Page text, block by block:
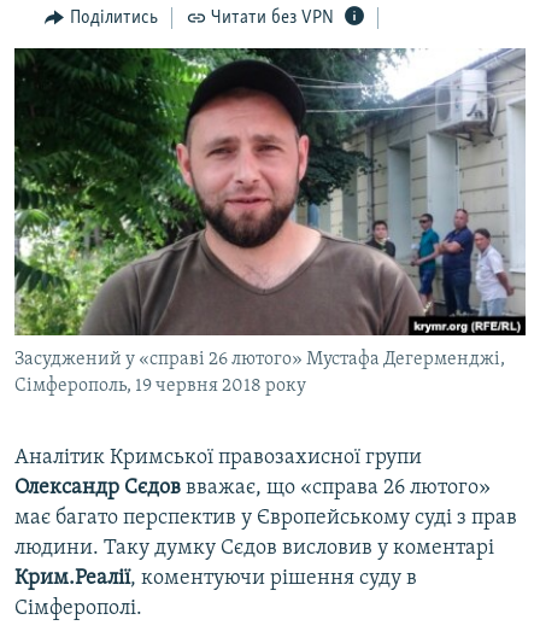
Перейти
до
пошуку
ПОГЛЯД
ІНТЕРВ'Ю
ВСЕ ЗА ДЕНЬ
СПЕЦПРОЕКТИ
ДЕПОРТАЦІЯ
ВІДЕОУРОКИ «ELIFBE»
СВІДЧЕННЯ ОКУПАЦІЇ
УКРАЇНСЬКА ПРОБЛЕМА КРИМУ
ІНФОГРАФІКА
ЯК ОБІЙТИ БЛОКУВАННЯ
Русский
Qırımtatar
ДОЛУЧАЙСЯ!
Усі сайти RFE/RL
Поділитись Читати без VPN
Засуджений у «справі 26 лютого» Мустафа Дегерменджі,
Сімферополь, 19 червня 2018 року
Аналітик Кримської правозахисної групи
Олександр Сєдов вважає, що «справа 26 лютого»
має багато перспектив у Європейському суді з прав
людини. Таку думку Сєдов висловив у коментарі
Крим.Реалії, коментуючи рішення суду в
Сімферополі.